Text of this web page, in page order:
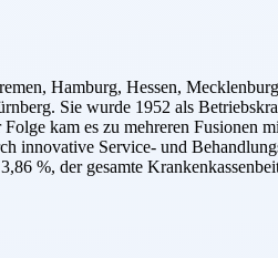
Hamburg, Hessen,
Sie wurde 1952 als
kam es zu mehreren Fusionen
innovative Service- und
%, der gesamte